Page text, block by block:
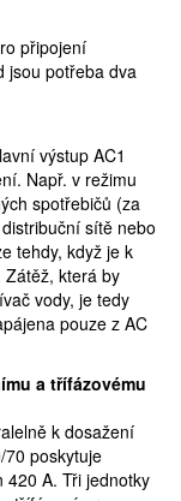
připojení
jsou potřeba dva
výstup AC1
Např. v režimu
spotřebičů (za
sítě nebo
tehdy, když je k
která by
vody, je tedy
pouze z AC
a třífázovému
k dosažení
poskytuje
420 A. Tři jednotky